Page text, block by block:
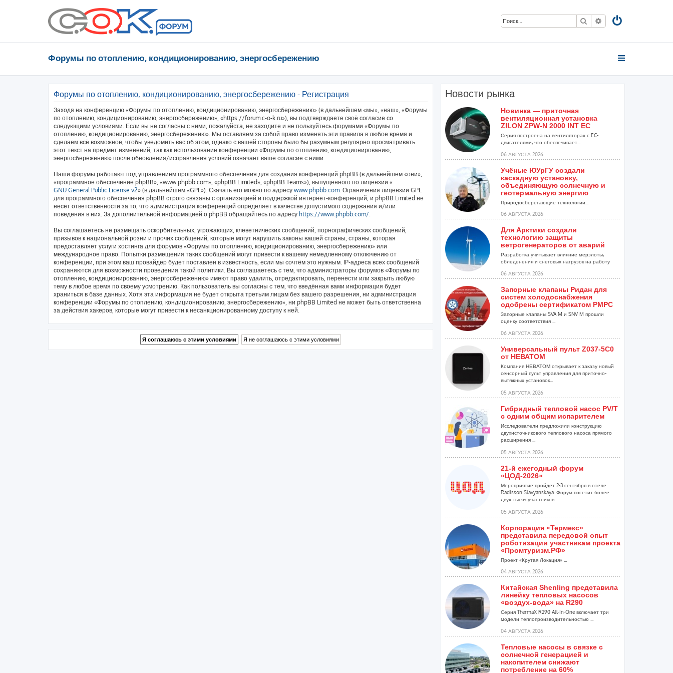
Поиск Расширенный поиск
Форумы по отоплению, кондиционированию, энергосбережению
Форумы по отоплению, кондиционированию, энергосбережению - Регистрация
Заходя на конференцию «Форумы по отоплению, кондиционированию, энергосбережению» (в дальнейшем «мы», «наш», «Форумы
по отоплению, кондиционированию, энергосбережению», «https://forum.c-o-k.ru»), вы подтверждаете своё согласие со
следующими условиями. Если вы не согласны с ними, пожалуйста, не заходите и не пользуйтесь форумами «Форумы по
отоплению, кондиционированию, энергосбережению». Мы оставляем за собой право изменять эти правила в любое время и
сделаем всё возможное, чтобы уведомить вас об этом, однако с вашей стороны было бы разумным регулярно просматривать
этот текст на предмет изменений, так как использование конференции «Форумы по отоплению, кондиционированию,
энергосбережению» после обновления/исправления условий означает ваше согласие с ними.
Наши форумы работают под управлением программного обеспечения для создания конференций phpBB (в дальнейшем «они»,
«программное обеспечение phpBB», «www.phpbb.com», «phpBB Limited», «phpBB Teams»), выпущенного по лицензии «
GNU General Public License v2» (в дальнейшем «GPL»). Скачать его можно по адресу www.phpbb.com. Ограничения лицензии GPL
для программного обеспечения phpBB строго связаны с организацией и поддержкой интернет-конференций, и phpBB Limited не
несёт ответственности за то, что администрация конференций определяет в качестве допустимого содержания и/или
поведения в них. За дополнительной информацией о phpBB обращайтесь по адресу https://www.phpbb.com/.
Вы соглашаетесь не размещать оскорбительных, угрожающих, клеветнических сообщений, порнографических сообщений,
призывов к национальной розни и прочих сообщений, которые могут нарушить законы вашей страны, страны, которая
предоставляет услуги хостинга для форумов «Форумы по отоплению, кондиционированию, энергосбережению» или
международное право. Попытки размещения таких сообщений могут привести к вашему немедленному отключению от
конференции, при этом ваш провайдер будет поставлен в известность, если мы сочтём это нужным. IP-адреса всех сообщений
сохраняются для возможности проведения такой политики. Вы соглашаетесь с тем, что администраторы форумов «Форумы по
отоплению, кондиционированию, энергосбережению» имеют право удалить, отредактировать, перенести или закрыть любую
тему в любое время по своему усмотрению. Как пользователь вы согласны с тем, что введённая вами информация будет
храниться в базе данных. Хотя эта информация не будет открыта третьим лицам без вашего разрешения, ни администрация
конференции «Форумы по отоплению, кондиционированию, энергосбережению», ни phpBB Limited не может быть ответственна
за действия хакеров, которые могут привести к несанкционированному доступу к ней.
Новости рынка
Новинка — приточная
вентиляционная установка
ZILON ZPW-N 2000 INT EC
Серия построена на вентиляторах с EC-
двигателями, что обеспечивает...
06 АВГУСТА 2026
Учёные ЮУрГУ создали
каскадную установку,
объединяющую солнечную и
геотермальную энергию
Природосберегающие технологии...
06 АВГУСТА 2026
Для Арктики создали
технологию защиты
ветрогенераторов от аварий
Разработка учитывает влияние мерзлоты,
обледенения и снеговых нагрузок на работу
06 АВГУСТА 2026
Запорные клапаны Ридан для
систем холодоснабжения
одобрены сертификатом РМРС
Запорные клапаны SVA M и SNV M прошли
оценку соответствия ...
06 АВГУСТА 2026
Универсальный пульт Z037-5C0
от НЕВАТОМ
Компания НЕВАТОМ открывает к заказу новый
сенсорный пульт управления для приточно-
вытяжных установок...
05 АВГУСТА 2026
Гибридный тепловой насос PV/T
с одним общим испарителем
Исследователи предложили конструкцию
двухисточникового теплового насоса прямого
расширения ...
05 АВГУСТА 2026
21-й ежегодный форум
«ЦОД-2026»
Мероприятие пройдет 2-3 сентября в отеле
Radisson Slavyanskaya. Форум посетит более
двух тысяч участников...
05 АВГУСТА 2026
Корпорация «Термекс»
представила передовой опыт
роботизации участникам проекта
«Промтуризм.РФ»
Проект «Крутая Локация» ...
04 АВГУСТА 2026
Китайская Shenling представила
линейку тепловых насосов
«воздух-вода» на R290
Серия ThermaX R290 All-In-One включает три
модели теплопроизводительностью ...
04 АВГУСТА 2026
Тепловые насосы в связке с
солнечной генерацией и
накопителем снижают
потребление на 60%